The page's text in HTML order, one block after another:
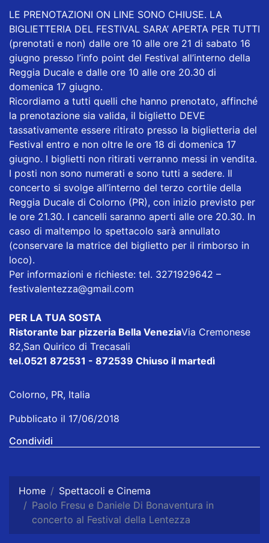
LE PRENOTAZIONI ON LINE SONO CHIUSE. LA
BIGLIETTERIA DEL FESTIVAL SARA’ APERTA PER TUTTI
(prenotati e non) dalle ore 10 alle ore 21 di sabato 16
giugno presso l’info point del Festival all’interno della
Reggia Ducale e dalle ore 10 alle ore 20.30 di
domenica 17 giugno.
Ricordiamo a tutti quelli che hanno prenotato, affinché
la prenotazione sia valida, il biglietto DEVE
tassativamente essere ritirato presso la biglietteria del
Festival entro e non oltre le ore 18 di domenica 17
giugno. I biglietti non ritirati verranno messi in vendita.
I posti non sono numerati e sono tutti a sedere. Il
concerto si svolge all’interno del terzo cortile della
Reggia Ducale di Colorno (PR), con inizio previsto per
le ore 21.30. I cancelli saranno aperti alle ore 20.30. In
caso di maltempo lo spettacolo sarà annullato
(conservare la matrice del biglietto per il rimborso in
loco).
Per informazioni e richieste: tel. 3271929642 –
festivalentezza@gmail.com
PER LA TUA SOSTA
Ristorante bar pizzeria Bella VeneziaVia Cremonese
82,San Quirico di Trecasali
tel.0521 872531 - 872539 Chiuso il martedì
Colorno, PR, Italia
Pubblicato il 17/06/2018
Condividi
Home
Spettacoli e Cinema
Paolo Fresu e Daniele Di Bonaventura in
concerto al Festival della Lentezza